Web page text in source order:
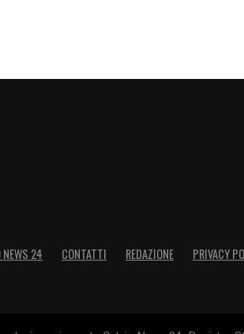
NEWS 24 CONTATTI REDAZIONE PRIVACY